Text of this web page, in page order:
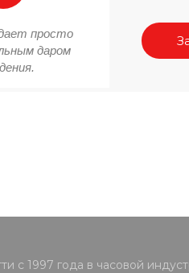
просто
даром
с 1997 года в часовой